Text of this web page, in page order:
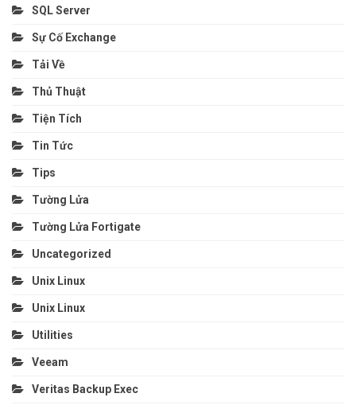
SQL Server
Sự Cố Exchange
Tải Về
Thủ Thuật
Tiện Tích
Tin Tức
Tips
Tường Lửa
Tường Lửa Fortigate
Uncategorized
Unix Linux
Unix Linux
Utilities
Veeam
Veritas Backup Exec